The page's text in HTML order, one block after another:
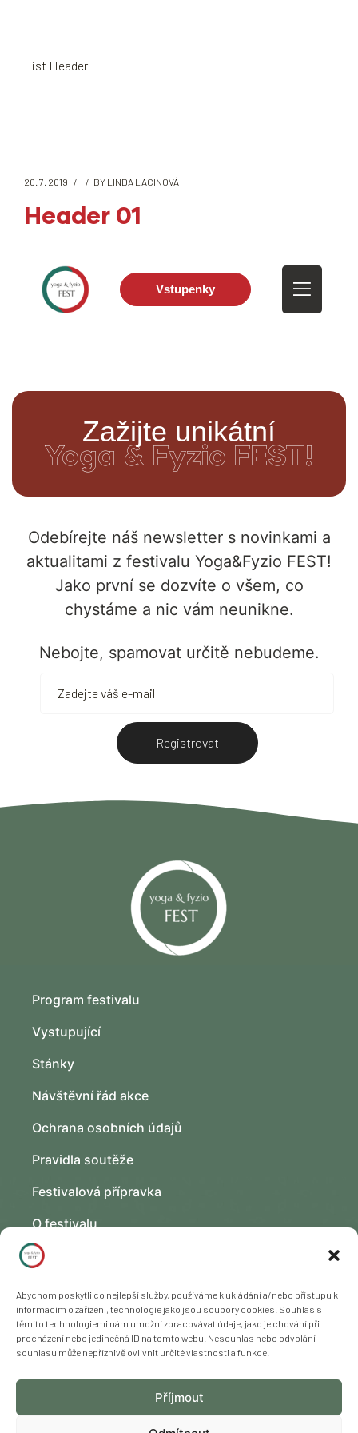
Abychom poskytli co nejlepší služby, používáme k ukládání a/nebo přístupu k
informacím o zařízení, technologie jako jsou soubory cookies. Souhlas s
těmito technologiemi nám umožní zpracovávat údaje, jako je chování při
procházení nebo jedinečná ID na tomto webu. Nesouhlas nebo odvolání
souhlasu může nepříznivě ovlivnit určité vlastnosti a funkce.
Příjmout
List Header
20. 7. 2019 BY LINDA LACINOVÁ
Header 01
Vstupenky
Zažijte unikátní
Yoga & Fyzio FEST!
Odebírejte náš newsletter s novinkami a
aktualitami z festivalu Yoga&Fyzio FEST!
Jako první se dozvíte o všem, co
chystáme a nic vám neunikne.
Nebojte, spamovat určitě nebudeme.
Registrovat
Program festivalu
Vystupující
Stánky
Návštěvní řád akce
Ochrana osobních údajů
Pravidla soutěže
Festivalová přípravka
O festivalu
Kontakt
vyhrazena. Změna programu vyhrazena.